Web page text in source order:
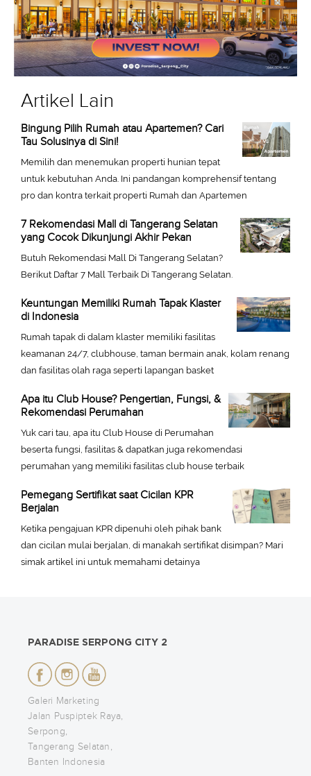
Artikel Lain
Bingung Pilih Rumah atau Apartemen? Cari
Tau Solusinya di Sini!
Memilih dan menemukan properti hunian tepat
untuk kebutuhan Anda. Ini pandangan komprehensif tentang
pro dan kontra terkait properti Rumah dan Apartemen
7 Rekomendasi Mall di Tangerang Selatan
yang Cocok Dikunjungi Akhir Pekan
Butuh Rekomendasi Mall Di Tangerang Selatan?
Berikut Daftar 7 Mall Terbaik Di Tangerang Selatan.
Keuntungan Memiliki Rumah Tapak Klaster
di Indonesia
Rumah tapak di dalam klaster memiliki fasilitas
keamanan 24/7, clubhouse, taman bermain anak, kolam renang
dan fasilitas olah raga seperti lapangan basket
Apa itu Club House? Pengertian, Fungsi, &
Rekomendasi Perumahan
Yuk cari tau, apa itu Club House di Perumahan
beserta fungsi, fasilitas & dapatkan juga rekomendasi
perumahan yang memiliki fasilitas club house terbaik
Pemegang Sertifikat saat Cicilan KPR
Berjalan
Ketika pengajuan KPR dipenuhi oleh pihak bank
dan cicilan mulai berjalan, di manakah sertifikat disimpan? Mari
simak artikel ini untuk memahami detainya
PARADISE SERPONG CITY 2
Galeri Marketing
Jalan Puspiptek Raya,
Serpong,
Tangerang Selatan,
Banten Indonesia